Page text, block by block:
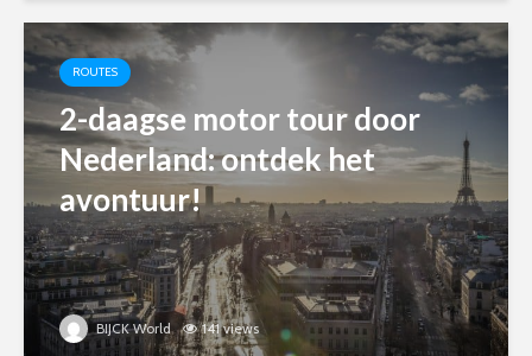
ROUTES
2-daagse motor tour door
Nederland: ontdek het
avontuur!
BIJCK World 141 views